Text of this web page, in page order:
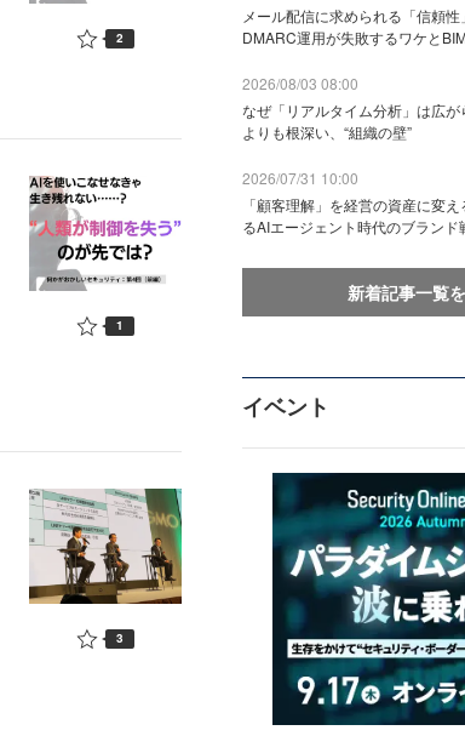
2
1
3
メール配信に求められる「信頼
DMARC運用が失敗するワケと
2026/08/03 08:00
なぜ「リアルタイム分析」は広
よりも根深い、“組織の壁”
2026/07/31 10:00
「顧客理解」を経営の資産に変
るAIエージェント時代のブランド
新着記事一覧
イベント